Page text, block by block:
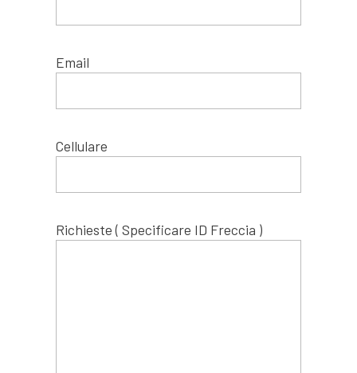
Email
Cellulare
Richieste ( Specificare ID Freccia )